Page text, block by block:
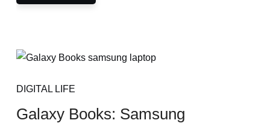
DIGITAL LIFE
Galaxy Books: Samsung